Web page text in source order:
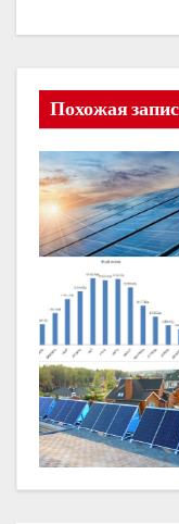
я
п
о
з
п
и
с
я
м
Похожая